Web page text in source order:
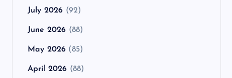
July 2026 (92)
June 2026 (88)
May 2026 (85)
April 2026 (88)